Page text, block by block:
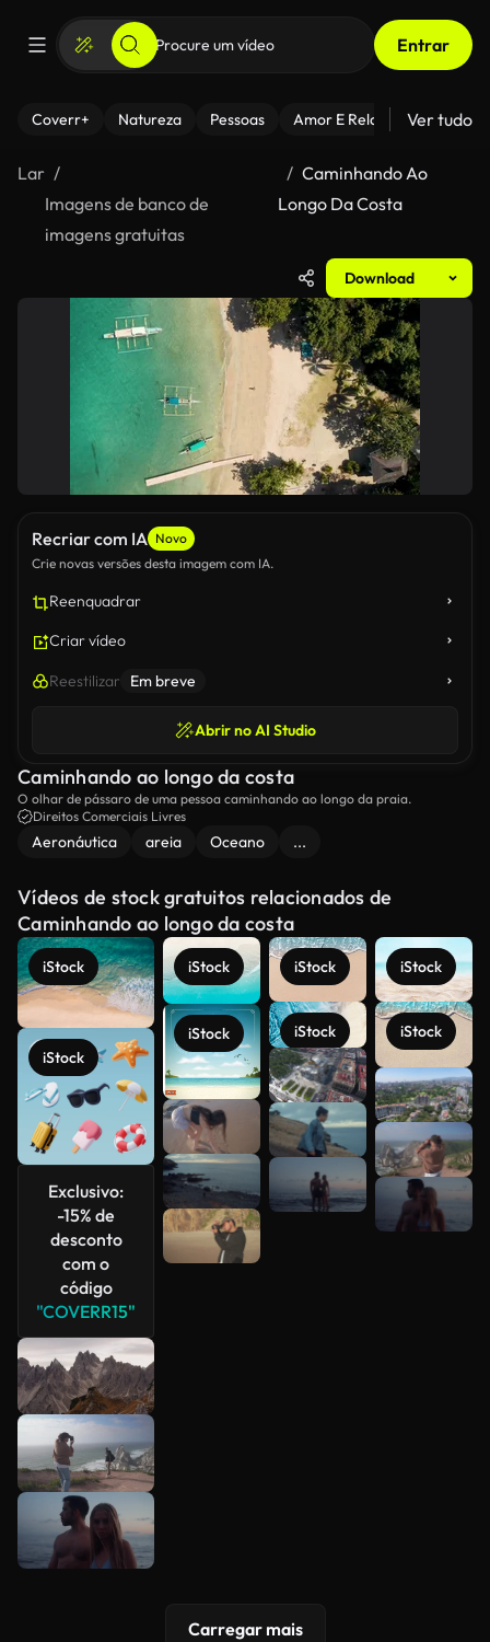
Entrar
Coverr+ Natureza Pessoas Amor E Relacionamentos
Ver tudo
Lar
Imagens de banco de
imagens gratuitas
Caminhando Ao
Longo Da Costa
Download
Recriar com IA Novo
Crie novas versões desta imagem com IA.
Reenquadrar
Criar vídeo
Reestilizar Em breve
Abrir no AI Studio
Caminhando ao longo da costa
O olhar de pássaro de uma pessoa caminhando ao longo da praia.
Direitos Comerciais Livres
Aeronáutica areia Oceano ...
Vídeos de stock gratuitos relacionados de
Caminhando ao longo da costa
iStock
iStock
Exclusivo:
-15% de
desconto
com o
código
"COVERR15"
iStock
iStock
iStock
iStock
iStock
iStock
Veja mais
Carregar mais